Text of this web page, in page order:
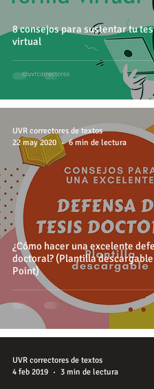
8 consejos para sustentar tu
virtual
¿Cómo hacer una excelente
doctoral? (Plantilla
Point)
UVR correctores de textos
22 may 2020
6 min de lectura
UVR correctores de textos
4 feb 2019
3 min de lectura